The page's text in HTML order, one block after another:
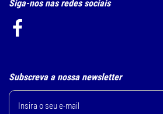
Siga-nos nas redes sociais
Subscreva a nossa newsletter